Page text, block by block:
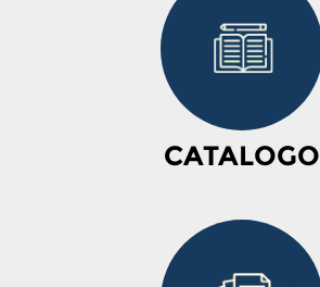
CATALOGO